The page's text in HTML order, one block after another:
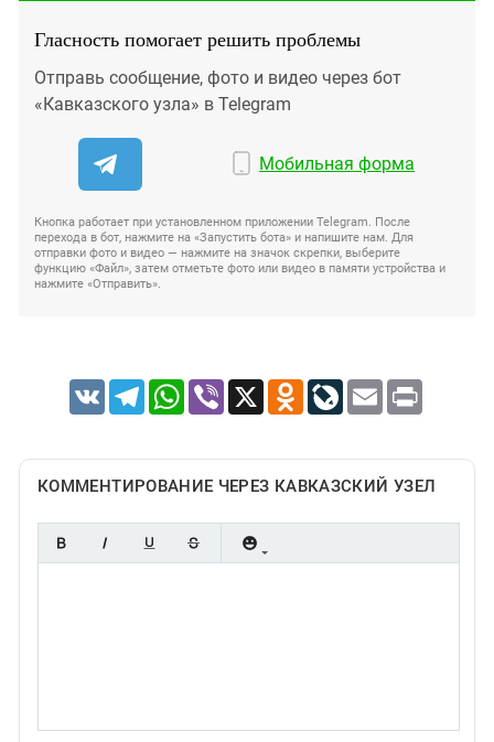
Гласность помогает решить проблемы
Отправь сообщение, фото и видео через бот
«Кавказского узла» в Telegram
Мобильная форма
Кнопка работает при установленном приложении Telegram. После
перехода в бот, нажмите на «Запустить бота» и напишите нам. Для
отправки фото и видео — нажмите на значок скрепки, выберите
функцию «Файл», затем отметьте фото или видео в памяти устройства и
нажмите «Отправить».
VK TelegramWhatsApp
Viber X Odnoklassniki
LiveJournal
Email Print
КОММЕНТИРОВАНИЕ ЧЕРЕЗ КАВКАЗСКИЙ УЗЕЛ